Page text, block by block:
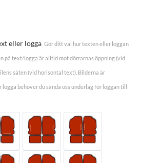
eller logga Gör ditt val hur texten eller loggan
på text/logga är alltid mot dörrarnas öppning (vid
säten (vid horisontal text). Bilderna är
behöver du sända oss underlag för loggan till